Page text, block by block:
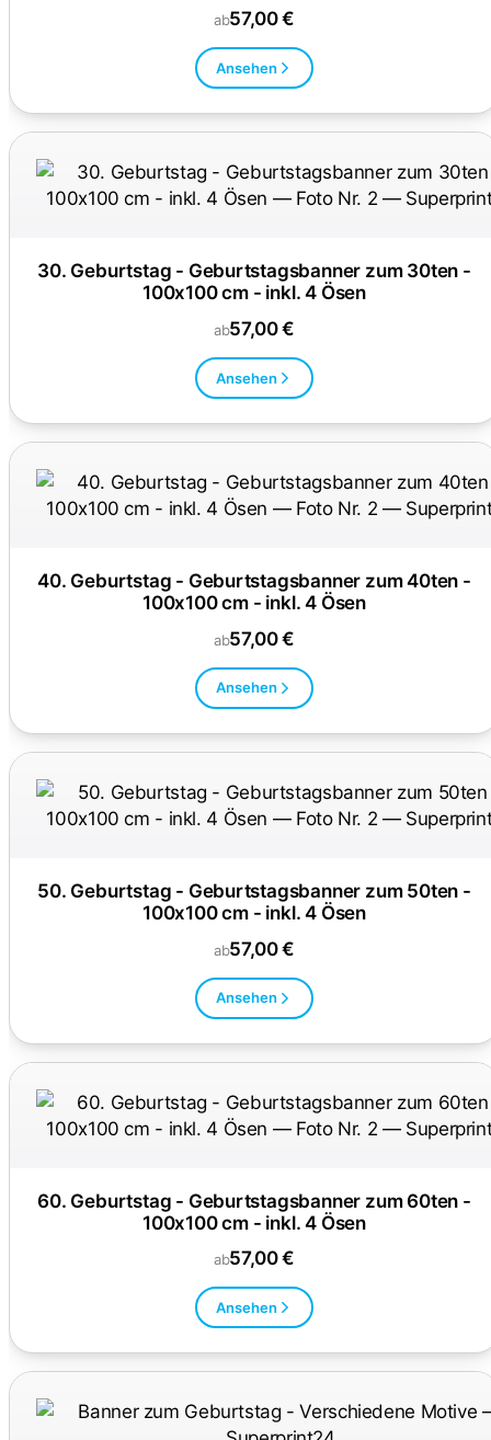
ab57,00 €
Ansehen
30. Geburtstag - Geburtstagsbanner zum 30ten -
100x100 cm - inkl. 4 Ösen
ab57,00 €
Ansehen
40. Geburtstag - Geburtstagsbanner zum 40ten -
100x100 cm - inkl. 4 Ösen
ab57,00 €
Ansehen
50. Geburtstag - Geburtstagsbanner zum 50ten -
100x100 cm - inkl. 4 Ösen
ab57,00 €
Ansehen
60. Geburtstag - Geburtstagsbanner zum 60ten -
100x100 cm - inkl. 4 Ösen
ab57,00 €
Ansehen